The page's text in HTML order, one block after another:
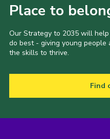
Place to
Our Strategy to 2035 will
do best - giving young people
the skills to thrive.
Find